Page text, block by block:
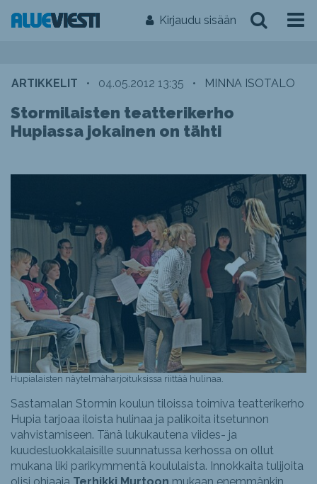
Kirjaudu sisään
ARTIKKELIT • 04.05.2012 13:35 • MINNA ISOTALO
Stormilaisten teatterikerho
Hupiassa jokainen on tähti
Hupialaisten näytelmäharjoituksissa riittää hulinaa.
Sastamalan Stormin koulun tiloissa toimiva teatterikerho
Hupia tarjoaa iloista hulinaa ja palikoita itsetunnon
vahvistamiseen. Tänä lukukautena viides- ja
kuudesluokkalaisille suunnatussa kerhossa on ollut
mukana liki parikymmentä koululaista. Innokkaita tulijoita